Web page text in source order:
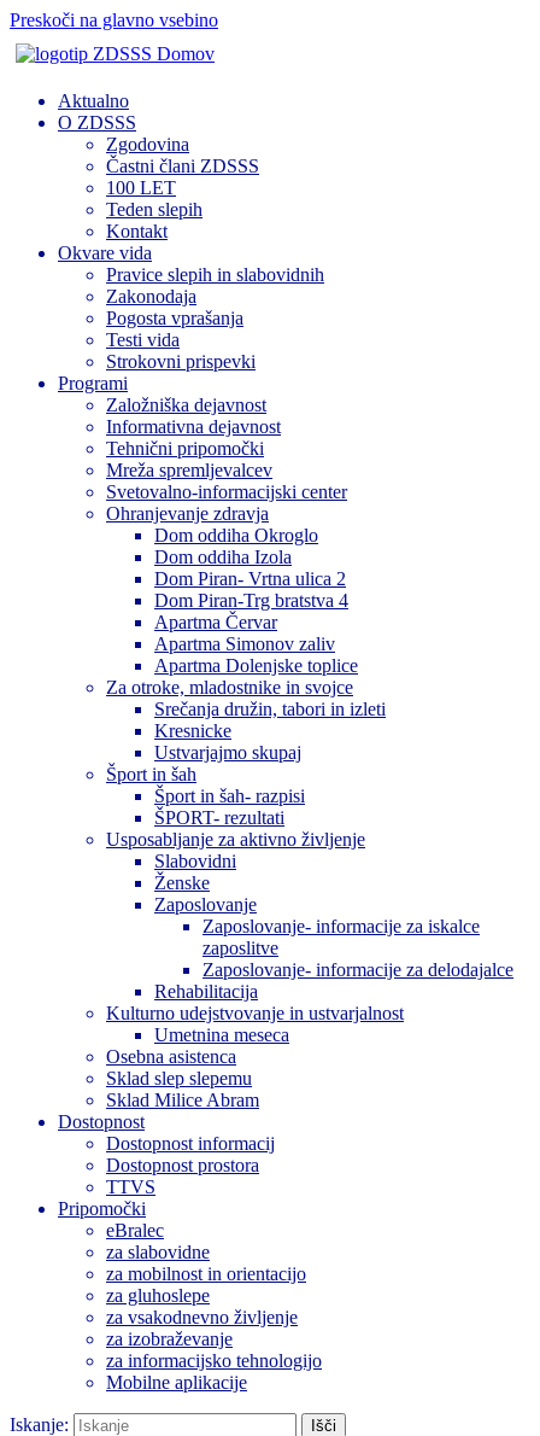
Preskoči na glavno vsebino
Domov
Aktualno
O ZDSSS
Zgodovina
Častni člani ZDSSS
100 LET
Teden slepih
Kontakt
Okvare vida
Pravice slepih in slabovidnih
Zakonodaja
Pogosta vprašanja
Testi vida
Strokovni prispevki
Programi
Založniška dejavnost
Informativna dejavnost
Tehnični pripomočki
Mreža spremljevalcev
Svetovalno-informacijski center
Ohranjevanje zdravja
Dom oddiha Okroglo
Dom oddiha Izola
Dom Piran- Vrtna ulica 2
Dom Piran-Trg bratstva 4
Apartma Červar
Apartma Simonov zaliv
Apartma Dolenjske toplice
Za otroke, mladostnike in svojce
Srečanja družin, tabori in izleti
Kresnicke
Ustvarjajmo skupaj
Šport in šah
Šport in šah- razpisi
ŠPORT- rezultati
Usposabljanje za aktivno življenje
Slabovidni
Ženske
Zaposlovanje
Zaposlovanje- informacije za iskalce
zaposlitve
Zaposlovanje- informacije za delodajalce
Rehabilitacija
Kulturno udejstvovanje in ustvarjalnost
Umetnina meseca
Osebna asistenca
Sklad slep slepemu
Sklad Milice Abram
Dostopnost
Dostopnost informacij
Dostopnost prostora
TTVS
Pripomočki
eBralec
za slabovidne
za mobilnost in orientacijo
za gluhoslepe
za vsakodnevno življenje
za izobraževanje
za informacijsko tehnologijo
Mobilne aplikacije
Iskanje: